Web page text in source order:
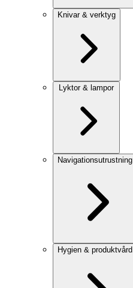
Knivar & verktyg
Lyktor & lampor
Navigationsutrustning
Hygien & produktvård